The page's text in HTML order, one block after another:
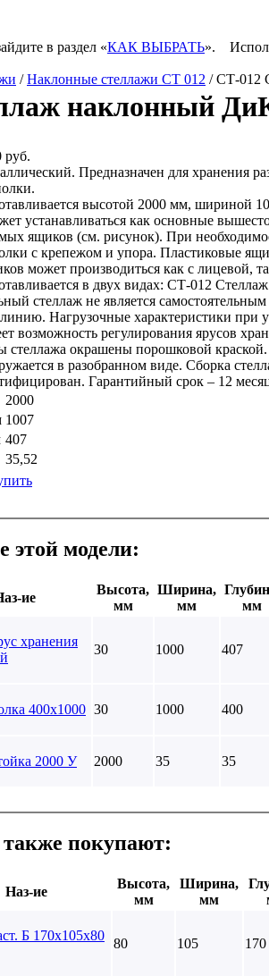
в раздел «КАК ВЫБРАТЬ».
/Наклонные стеллажи СТ 012 / СТ-012
наклонный
руб.
Предназначен для хранения
высотой 2000 мм, шириной
устанавливаться как основные
ящиков (см. рисунок). При
с крепежом и упора. Пластиковые
может производиться как с лицевой,
в двух видах: СТ-012
стеллаж не является
Нагрузочные характеристики при
возможность регулирования ярусов
стеллажа окрашены порошковой
в разобранном виде. Сборка
Гарантийный срок – 12
2000
1007
407
35,52
модели:
ие
Высота,
мм
Ширина,
мм
мм
хранения
30 1000 407
400х1000 30 1000 400
2000 У 2000 35 35
покупают:
Наз-ие
Высота,
мм
Ширина,
мм
Б 170х105х80
80 105 170